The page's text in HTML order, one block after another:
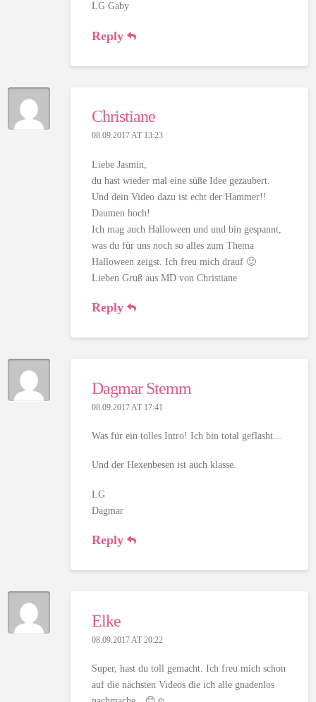
LG Gaby
Reply
Christiane
08.09.2017 AT 13:23
Liebe Jasmin,
du hast wieder mal eine süße Idee gezaubert.
Und dein Video dazu ist echt der Hammer!!
Daumen hoch!
Ich mag auch Halloween und und bin gespannt,
was du für uns noch so alles zum Thema
Halloween zeigst. Ich freu mich drauf 🙂
Lieben Gruß aus MD von Christiane
Reply
Dagmar Stemm
08.09.2017 AT 17:41
Was für ein tolles Intro! Ich bin total geflasht…
Und der Hexenbesen ist auch klasse.
LG
Dagmar
Reply
Elke
08.09.2017 AT 20:22
Super, hast du toll gemacht. Ich freu mich schon
auf die nächsten Videos die ich alle gnadenlos